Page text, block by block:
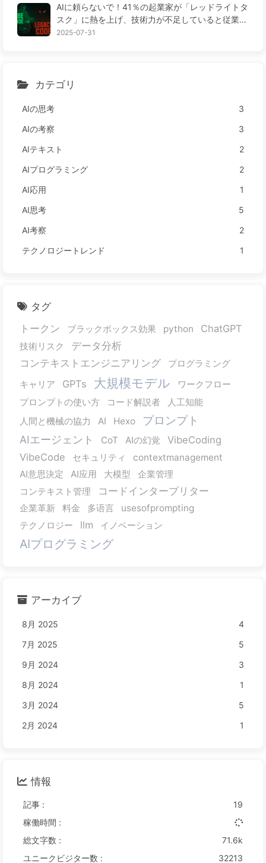
AIに頼らないで！41％の起業家が「レッドライトタ
スク」に熱を上げ、技術力が不足していると従業員
がさらに苦しむ— ゆっくり学ぶAI163
2025-07-31
カテゴリ
AIの思考
3
AIの考察
3
AIテキスト
2
AIプログラミング
2
AI応用
1
AI思考
5
AI考察
2
テクノロジートレンド
1
タグ
トークン
ブラックボックス効果 python ChatGPT
技術リスク
データ分析
コンテキストエンジニアリング
プログラミング
キャリア
GPTs 大規模モデル
ワークフロー
プロンプトの使い方
コード解説者
人工知能
人間と機械の協力
AI Hexo プロンプト
AIエージェント CoT AIの幻覚
VibeCoding
VibeCode
セキュリティ
contextmanagement
AI意思決定
AI应用 大模型
企業管理
コンテキスト管理
コードインタープリター
企業革新 料金 多语言
usesofprompting
テクノロジー
llm イノベーション
AIプログラミング
アーカイブ
8月 2025
4
7月 2025
5
9月 2024
3
8月 2024
1
3月 2024
5
2月 2024
1
情報
記事 :
19
稼働時間 :
総文字数 :
71.6k
ユニークビジター数 :
32213